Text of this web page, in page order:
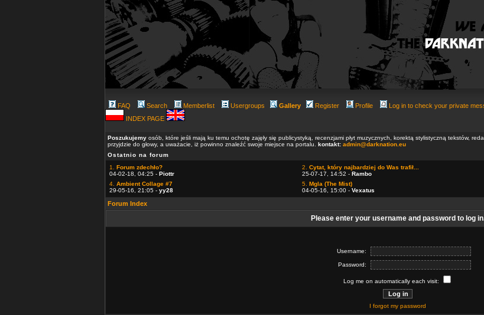
FAQ Search Memberlist Usergroups Gallery Register Profile Log in to check your private
INDEX PAGE
Poszukujemy osób, które jeśli mają ku temu ochotę zajęły się publicystyką, recenzjami płyt muzycznych, korektą stylistyczną tekstów,
przyjdzie do głowy, a uważacie, iż powinno znaleźć swoje miejsce na portalu. kontakt: admin@darknation.eu
Ostatnio na forum
1. Forum zdechło?
04-02-18, 04:25 - Piottr
2. Cytat, który najbardziej do Was trafił...
25-07-17, 14:52 - Rambo
4. Ambient Collage #7
29-05-16, 21:05 - yy28
5. Mgla (The Mist)
04-05-16, 15:00 - Vexatus
Forum Index
Please enter your username and password to log
Username:
Password:
Log me on automatically each visit:
I forgot my password